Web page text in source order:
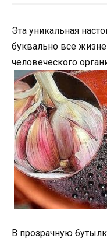
Эта уникальная
буквально все
человеческого
В прозрачную